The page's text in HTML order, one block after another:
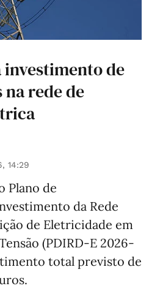
investimento de
rede de
14:29
Plano de
da Rede
de Eletricidade em
(PDIRD-E 2026-
total previsto de